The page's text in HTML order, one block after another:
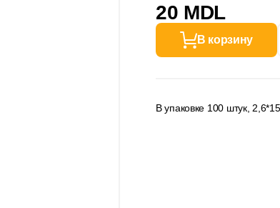
20 MDL
В корзину
В упаковке 100 штук,